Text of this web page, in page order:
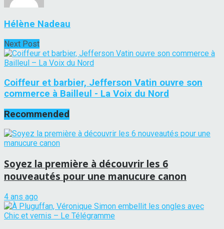
Hélène Nadeau
Next Post
Coiffeur et barbier, Jefferson Vatin ouvre son
commerce à Bailleul - La Voix du Nord
Recommended
Soyez la première à découvrir les 6
nouveautés pour une manucure canon
4 ans ago